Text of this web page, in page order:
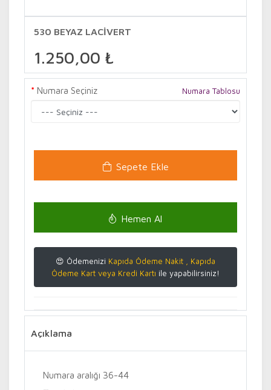
530 BEYAZ LACİVERT
1.250,00 ₺
Numara Seçiniz Numara Tablosu
Sepete Ekle
Hemen Al
😍 Ödemenizi Kapıda Ödeme Nakit , Kapıda
Ödeme Kart veya Kredi Kartı ile yapabilirsiniz!
Açıklama
Numara aralığı 36-44